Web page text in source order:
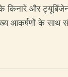
के किनारे और
आकर्षणों के साथ